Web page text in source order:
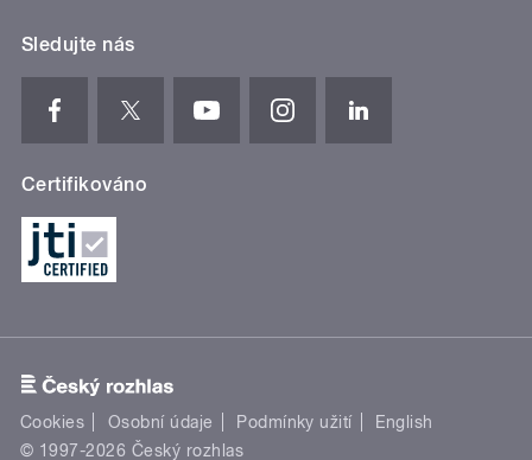
Sledujte nás
Certifikováno
Cookies Osobní údaje Podmínky užití
English
© 1997-2026 Český rozhlas